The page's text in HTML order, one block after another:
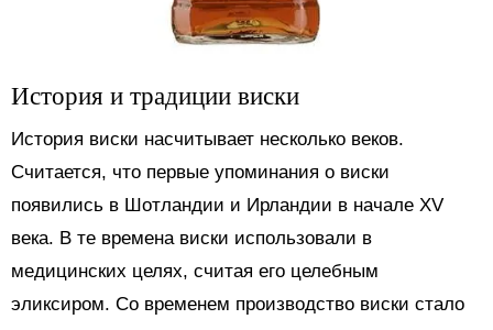
История и традиции виски
История виски насчитывает несколько веков.
Считается, что первые упоминания о виски
появились в Шотландии и Ирландии в начале XV
века. В те времена виски использовали в
медицинских целях, считая его целебным
эликсиром. Со временем производство виски стало